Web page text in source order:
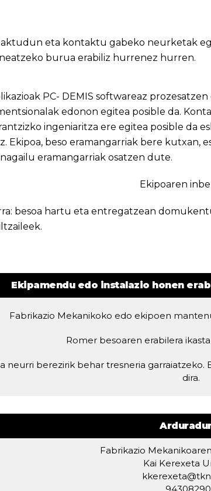
eta kontaktu gabeko neurketak
burua erabiliz hurrenez hurren.
PC- DEMIS softwareaz
edonon egitea posible da.
ingeniaritza ere egitea posible da
Ekipoa, beso eramangarriak bere kutxan,
eramangarriak osatzen dute.
Ekipoaren
besoa hartu eta entregatzean
Ekipamendu edo instalazio honen
Fabrikazio Mekanikoko edo ekipoen
Romer besoaren erabilera
neurri berezirik behar tresneria
dira.
Fabrikazio
Kai Kerexeta